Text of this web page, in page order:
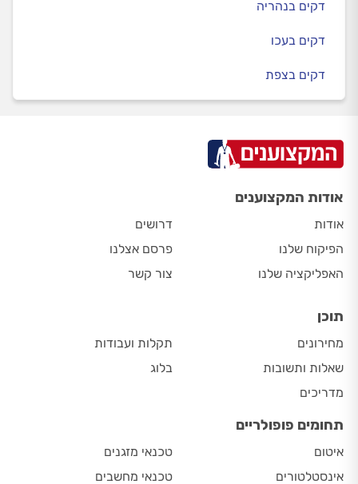
דקים בנהריה
דקים בעכו
דקים בצפת
אודות המקצוענים
אודות
הפיקוח שלנו
האפליקציה שלנו
דרושים
פרסם אצלנו
צור קשר
תוכן
מחירונים
שאלות ותשובות
מדריכים
תקלות ועבודות
בלוג
תחומים פופולריים
איטום
אינסטלטורים
טכנאי מזגנים
טכנאי מחשבים